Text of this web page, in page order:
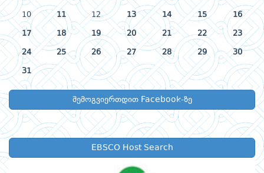
10 11 12 13 14 15 16
17 18 19 20 21 22 23
24 25 26 27 28 29 30
31
შემოგვიერთდით Facebook-ზე
EBSCO Host Search